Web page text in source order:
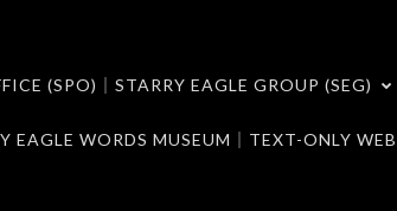
(SPO)｜STARRY EAGLE GROUP (SEG)
EAGLE WORDS MUSEUM｜TEXT-ONLY